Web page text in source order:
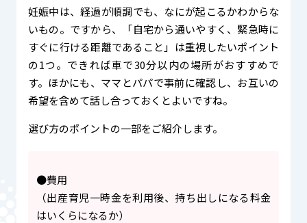
妊娠中は、経過が順調でも、なにが起こるかわからな
いもの。ですから、「自宅から通いやすく、緊急時に
すぐに行ける距離であること」は重視したいポイント
の1つ。できれば車で30分以内の場所がおすすめで
す。ほかにも、ママとパパで事前に確認し、お互いの
希望を含めて話し合っておくとよいですね。
選び方のポイントの一部をご紹介します。
●費用
（出産育児一時金を利用後、持ち出しになる料金
はいくらになるか）